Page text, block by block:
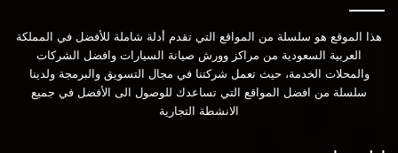
هذا الموقع هو سلسلة من المواقع التي تقدم أدلة شاملة للأفضل في المملكة
العربية السعودية من مراكز وورش صيانة السيارات وافضل الشركات
والمحلات الخدمة، حيث تعمل شركتنا في مجال التسويق والبرمجة ولدينا
سلسلة من افضل المواقع التي تساعدك للوصول الى الأفضل في جميع
الانشطة التجارية